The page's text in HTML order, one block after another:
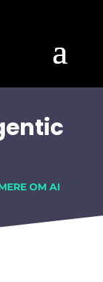
OM AI